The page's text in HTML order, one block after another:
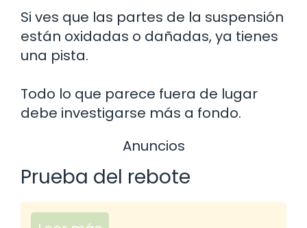
Si ves que las partes de la suspensión
están oxidadas o dañadas, ya tienes
una pista.
Todo lo que parece fuera de lugar
debe investigarse más a fondo.
Anuncios
Prueba del rebote